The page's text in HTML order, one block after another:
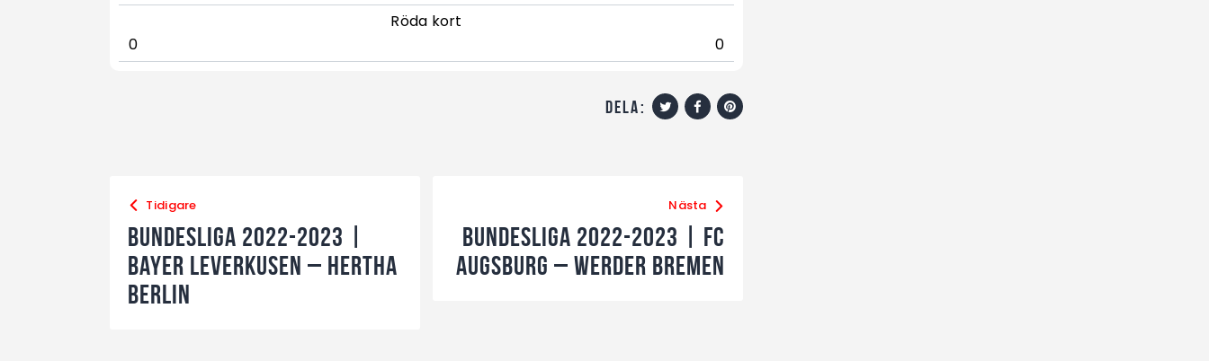
Röda kort
0
0
dela:
Tidigare
Bundesliga 2022-2023 |
Bayer Leverkusen – Hertha
Berlin
Nästa
Bundesliga 2022-2023 | FC
Augsburg – Werder Bremen